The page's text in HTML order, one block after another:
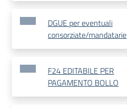
DGUE per eventuali
consorziate/mandatarie
F24 EDITABILE PER
PAGAMENTO BOLLO